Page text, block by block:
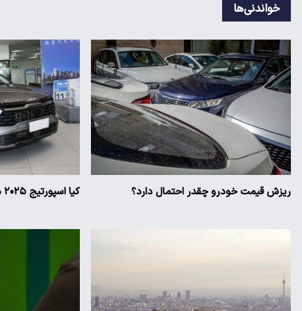
خواندنی‌ها
ریزش قیمت خودرو چقدر احتمال دارد؟ کیا اسپورتیج ۲۰۲۵ در ایران ارزش خرید دارد؟